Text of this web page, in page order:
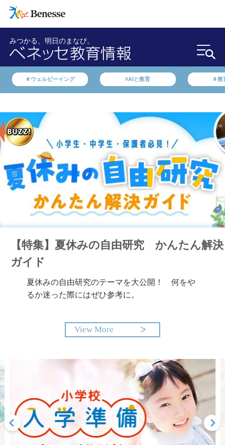
みつかる、明日のまなび。
＃ウェルビーイング #AIと教育 ＃教
【特集】夏休みの自由研究 かんたん解決
ガイド
夏休みの自由研究のテーマを大公開！ 何をや
るか迷った際にはぜひ参考に。
View More